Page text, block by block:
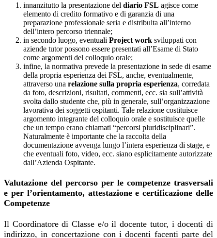
innanzitutto la presentazione del diario FSL agisce come
elemento di credito formativo e di garanzia di una
preparazione professionale seria e distribuita all’interno
dell’intero percorso triennale;
in secondo luogo, eventuali Project work sviluppati con
aziende tutor possono essere presentati all’Esame di Stato
come argomenti del colloquio orale;
infine, la normativa prevede la presentazione in sede di esame
della propria esperienza dei FSL, anche, eventualmente,
attraverso una relazione sulla propria esperienza, corredata
da foto, descrizioni, risultati, commenti, ecc. sia sull’attività
svolta dallo studente che, più in generale, sull’organizzazione
lavorativa dei soggetti ospitanti. Tale relazione costituisce
argomento integrante del colloquio orale e sostituisce quelle
che un tempo erano chiamati “percorsi pluridisciplinari”.
Naturalmente è importante che la raccolta della
documentazione avvenga lungo l’intera esperienza di stage, e
che eventuali foto, video, ecc. siano esplicitamente autorizzate
dall’Azienda Ospitante.
Valutazione del percorso per le competenze trasversali
e per l’orientamento, attestazione e certificazione delle
Competenze
Il Coordinatore di Classe e/o il docente tutor, i docenti di
indirizzo, in concertazione con i docenti facenti parte del